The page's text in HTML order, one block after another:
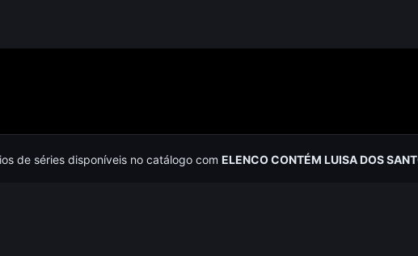
de séries disponíveis no catálogo comELENCO CONTÉM LUISA DOS